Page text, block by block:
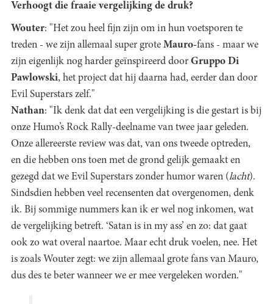
Verhoogt die fraaie vergelijking de druk?
Wouter: "Het zou heel fijn zijn om in hun voetsporen te
treden - we zijn allemaal super grote Mauro-fans - maar we
zijn eigenlijk nog harder geïnspireerd door Gruppo Di
Pawlowski, het project dat hij daarna had, eerder dan door
Evil Superstars zelf."
Nathan: "Ik denk dat dat een vergelijking is die gestart is bij
onze Humo’s Rock Rally-deelname van twee jaar geleden.
Onze allereerste review was dat, van ons tweede optreden,
en die hebben ons toen met de grond gelijk gemaakt en
gezegd dat we Evil Superstars zonder humor waren (lacht).
Sindsdien hebben veel recensenten dat overgenomen, denk
ik. Bij sommige nummers kan ik er wel nog inkomen, wat
de vergelijking betreft. ‘Satan is in my ass’ en zo: dat gaat
ook zo wat overal naartoe. Maar echt druk voelen, nee. Het
is zoals Wouter zegt: we zijn allemaal grote fans van Mauro,
dus des te beter wanneer we er mee vergeleken worden."